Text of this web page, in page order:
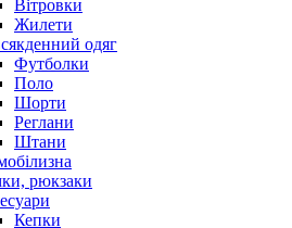
Вітровки
Жилети
одяг
Футболки
Поло
Шорти
Реглани
Штани
рюкзаки
Кепки